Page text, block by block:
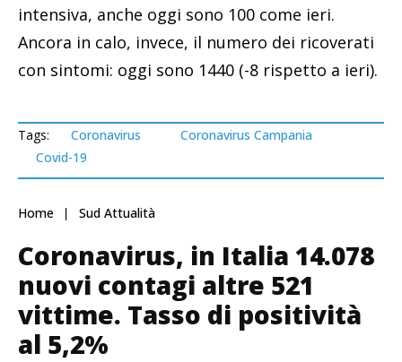
intensiva, anche oggi sono 100 come ieri.
Ancora in calo, invece, il numero dei ricoverati
con sintomi: oggi sono 1440 (-8 rispetto a ieri).
Tags: Coronavirus
Coronavirus Campania
Covid-19
Home Sud Attualità
Coronavirus, in Italia 14.078
nuovi contagi altre 521
vittime. Tasso di positività
al 5,2%